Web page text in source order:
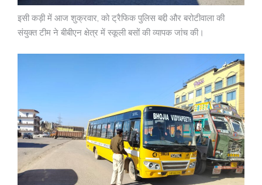
इसी कड़ी में आज शुक्रवार, को ट्रैफिक पुलिस बद्दी और बरोटीवाला की
संयुक्त टीम ने बीबीएन क्षेत्र में स्कूली बसों की व्यापक जांच की।